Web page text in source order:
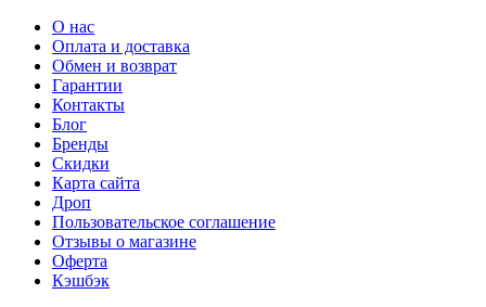
О нас
Оплата и доставка
Обмен и возврат
Гарантии
Контакты
Блог
Бренды
Скидки
Карта сайта
Дроп
Пользовательское соглашение
Отзывы о магазине
Оферта
Кэшбэк